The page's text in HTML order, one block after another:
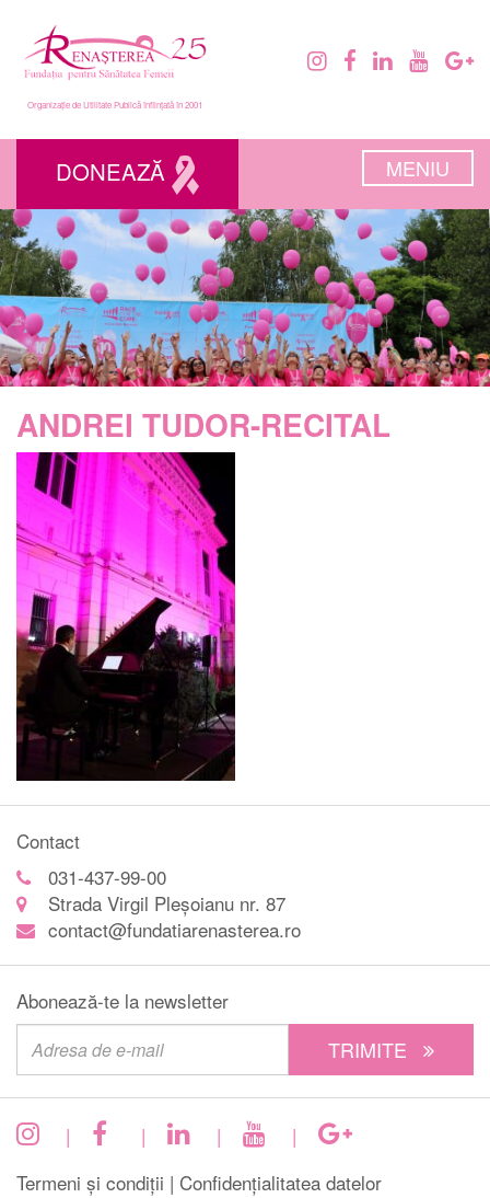
Organizație de Utilitate Publică înființată în 2001
DONEAZĂ MENIU
ANDREI TUDOR-RECITAL
Contact
031-437-99-00
Strada Virgil Pleșoianu nr. 87
contact@fundatiarenasterea.ro
Abonează-te la newsletter
TRIMITE
| | |
|
Termeni și condiții | Confidențialitatea datelor